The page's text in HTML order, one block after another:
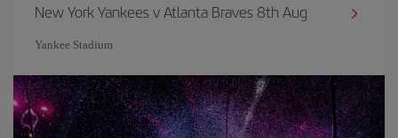
New York Yankees v Atlanta Braves 8th Aug
Yankee Stadium